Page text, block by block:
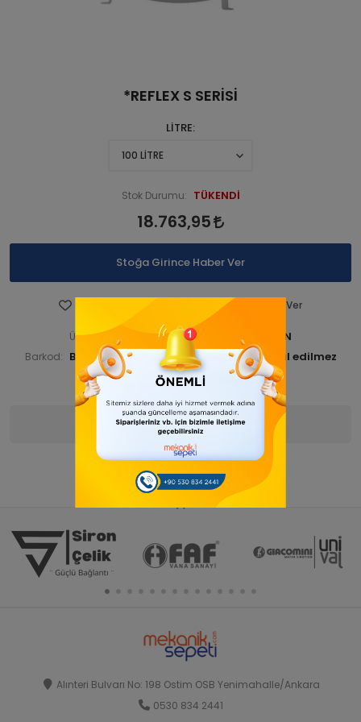
*REFLEX S SERİSİ
LİTRE
Stok Durumu: TÜKENDİ
18.763,95
Stoğa Girince Haber Ver
Fiyatı Düşünce Haber Ver
Ürün Kodu: BUDKAZGEN 000041-ANA URN
Barkod: BUDKAZGEN000043 İade Bilgisi:
Ürün Bilgisi Yorumlar
Alınteri Bulvarı No: 198 Ostim OSB Yenimahalle/Ankara
0530 834 2441